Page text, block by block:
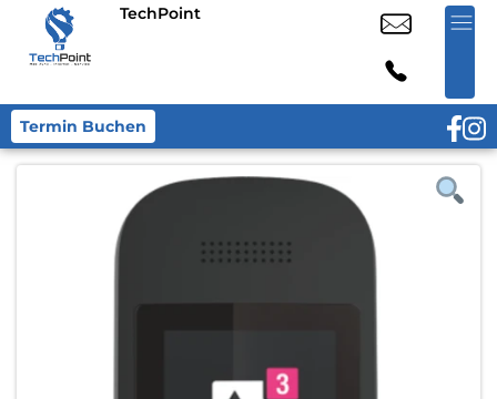
TechPoint
Termin Buchen